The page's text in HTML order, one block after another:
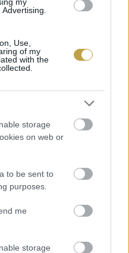
Use,
of my
with the
storage
on web or
to be sent to
purposes.
me
storage